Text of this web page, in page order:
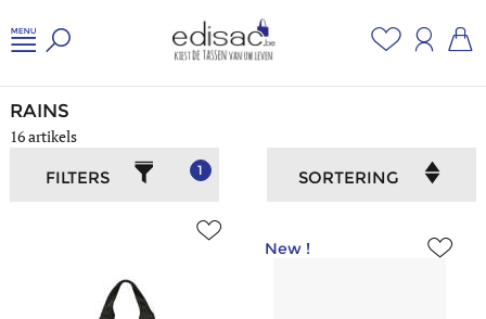
RAINS
16 artikels
FILTERS
1 SORTERING
New !